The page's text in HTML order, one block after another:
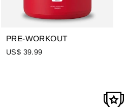
PRE-WORKOUT
US$ 39.99